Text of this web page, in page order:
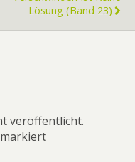
Lösung (Band 23)
veröffentlicht.
markiert